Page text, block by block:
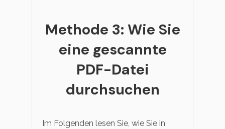
Methode 3: Wie Sie
eine gescannte
PDF-Datei
durchsuchen
Im Folgenden lesen Sie, wie Sie in